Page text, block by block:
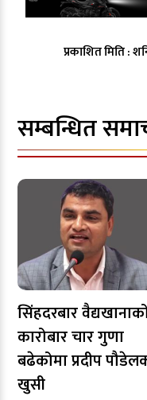
प्रकाशित मिति :
सम्बन्धित
सिंहदरबार
कारोबार चार गुणा
बढेकोमा प्रदीप
खुसी